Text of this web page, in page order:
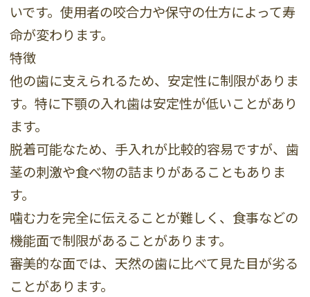
いです。使用者の咬合力や保守の仕方によって寿
命が変わります。
特徴
他の歯に支えられるため、安定性に制限がありま
す。特に下顎の入れ歯は安定性が低いことがあり
ます。
脱着可能なため、手入れが比較的容易ですが、歯
茎の刺激や食べ物の詰まりがあることもありま
す。
噛む力を完全に伝えることが難しく、食事などの
機能面で制限があることがあります。
審美的な面では、天然の歯に比べて見た目が劣る
ことがあります。